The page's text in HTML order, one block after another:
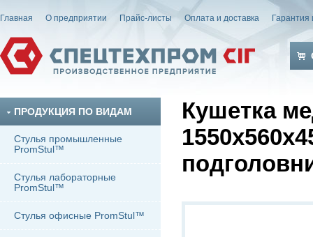
Главная О предприятии Прайс-листы Оплата и доставка Гарантия
ПРОДУКЦИЯ ПО ВИДАМ
Стулья промышленные
PromStul™
Стулья лабораторные
PromStul™
Стулья офисные PromStul™
Кушетка